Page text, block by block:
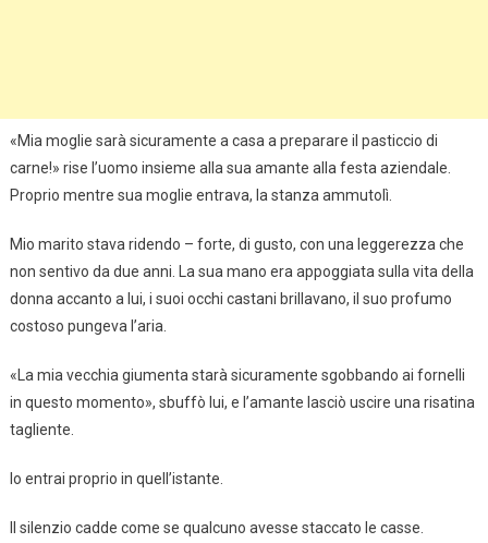
«Mia moglie sarà sicuramente a casa a preparare il pasticcio di
carne!» rise l’uomo insieme alla sua amante alla festa aziendale.
Proprio mentre sua moglie entrava, la stanza ammutolì.
Mio marito stava ridendo – forte, di gusto, con una leggerezza che
non sentivo da due anni. La sua mano era appoggiata sulla vita della
donna accanto a lui, i suoi occhi castani brillavano, il suo profumo
costoso pungeva l’aria.
«La mia vecchia giumenta starà sicuramente sgobbando ai fornelli
in questo momento», sbuffò lui, e l’amante lasciò uscire una risatina
tagliente.
Io entrai proprio in quell’istante.
Il silenzio cadde come se qualcuno avesse staccato le casse.